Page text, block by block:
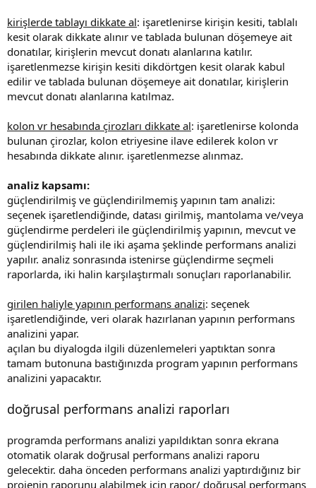
kirişlerde tablayı dikkate al: i̇şaretlenirse kirişin kesiti, tablalı
kesit olarak dikkate alınır ve tablada bulunan döşemeye ait
donatılar, kirişlerin mevcut donatı alanlarına katılır.
i̇şaretlenmezse kirişin kesiti dikdörtgen kesit olarak kabul
edilir ve tablada bulunan döşemeye ait donatılar, kirişlerin
mevcut donatı alanlarına katılmaz.
kolon vr hesabında çirozları dikkate al: i̇şaretlenirse kolonda
bulunan çirozlar, kolon etriyesine ilave edilerek kolon vr
hesabında dikkate alınır. i̇şaretlenmezse alınmaz.
analiz kapsamı:
güçlendirilmiş ve güçlendirilmemiş yapının tam analizi:
seçenek işaretlendiğinde, datası girilmiş, mantolama ve/veya
güçlendirme perdeleri ile güçlendirilmiş yapının, mevcut ve
güçlendirilmiş hali ile iki aşama şeklinde performans analizi
yapılır. analiz sonrasında istenirse güçlendirme seçmeli
raporlarda, iki halin karşılaştırmalı sonuçları raporlanabilir.
girilen haliyle yapının performans analizi: seçenek
işaretlendiğinde, veri olarak hazırlanan yapının performans
analizini yapar.
açılan bu diyalogda ilgili düzenlemeleri yaptıktan sonra
tamam butonuna bastığınızda program yapının performans
analizini yapacaktır.
doğrusal performans analizi raporları
programda performans analizi yapıldıktan sonra ekrana
otomatik olarak doğrusal performans analizi raporu
gelecektir. daha önceden performans analizi yaptırdığınız bir
projenin raporunu alabilmek için rapor/ doğrusal performans